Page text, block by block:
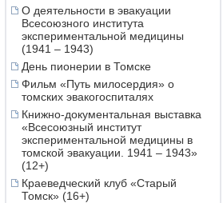
О деятельности в эвакуации
Всесоюзного института
экспериментальной медицины
(1941 – 1943)
День пионерии в Томске
Фильм «Путь милосердия» о
томских эвакогоспиталях
Книжно-документальная выставка
«Всесоюзный институт
экспериментальной медицины в
томской эвакуации. 1941 – 1943»
(12+)
Краеведческий клуб «Старый
Томск» (16+)